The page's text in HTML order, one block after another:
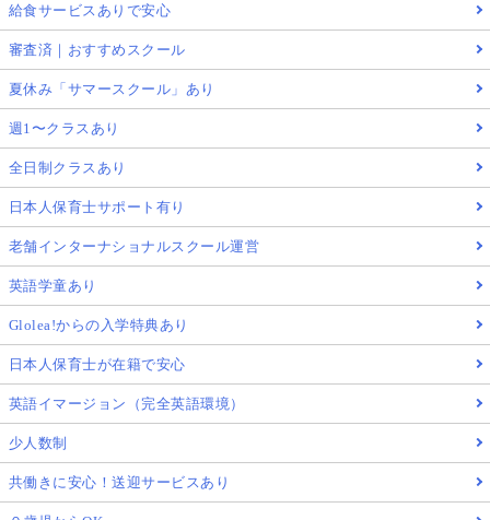
給食サービスありで安心
審査済｜おすすめスクール
夏休み「サマースクール」あり
週1〜クラスあり
全日制クラスあり
日本人保育士サポート有り
老舗インターナショナルスクール運営
英語学童あり
Glolea!からの入学特典あり
日本人保育士が在籍で安心
英語イマージョン（完全英語環境）
少人数制
共働きに安心！送迎サービスあり